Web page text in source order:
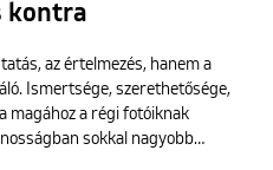
kontra
az értelmezés, hanem a
Ismertsége, szerethetősége,
magához a régi fotóiknak
sokkal nagyobb…